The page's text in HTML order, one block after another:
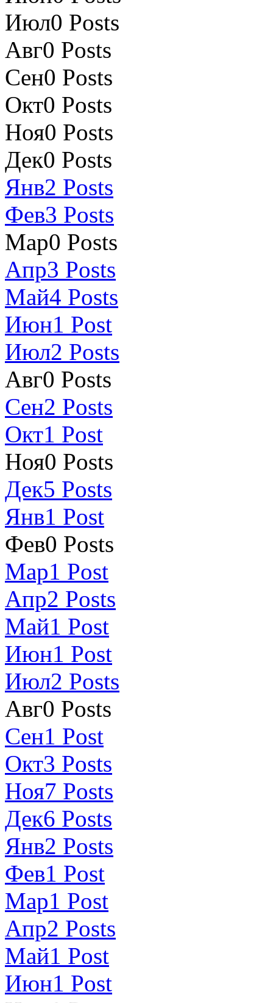
Июл0 Posts
Авг0 Posts
Сен0 Posts
Окт0 Posts
Ноя0 Posts
Дек0 Posts
Янв2 Posts
Фев3 Posts
Мар0 Posts
Апр3 Posts
Май4 Posts
Июн1 Post
Июл2 Posts
Авг0 Posts
Сен2 Posts
Окт1 Post
Ноя0 Posts
Дек5 Posts
Янв1 Post
Фев0 Posts
Мар1 Post
Апр2 Posts
Май1 Post
Июн1 Post
Июл2 Posts
Авг0 Posts
Сен1 Post
Окт3 Posts
Ноя7 Posts
Дек6 Posts
Янв2 Posts
Фев1 Post
Мар1 Post
Апр2 Posts
Май1 Post
Июн1 Post